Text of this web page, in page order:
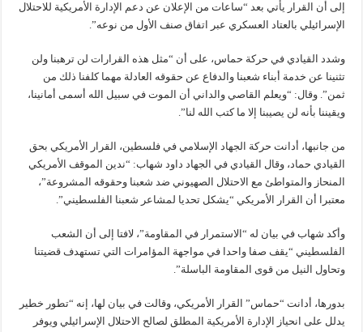
إلى أن القرار يأتي بعد “ساعات من الإعلان عن دعم الإدارة الأمريكية للاحتلال
الإسرائيلي بالعتاد العسكري عبر اتفاق صنف الأول من نوعه”.
وشدد القيادي في حركة حماس، على أن “مثل هذه القرارات لن ترهبنا ولن
تثنينا عن خدمة أبناء شعبنا والدفاع عن حقوقه العادلة مهما كلفنا ذلك من
ثمن”. وقال: “ويعلم القاصي والداني أن الموت في سبيل الله أسمى أمانينا،
ويقيننا بأنه لن يصيبنا إلا ما كتب الله لنا”.
من جانبها، أدانت حركة الجهاد الإسلامي في فلسطين، القرار الأمريكي بحق
القيادي حماد، وقال القيادي في الجهاد داود شهاب: “ندين الموقف الأمريكي
المنحاز والمتواطئ مع الاحتلال الصهيوني ضد شعبنا وحقوقه المشروعة”،
معتبرا أن القرار الأمريكي “يشكل تحديا لمشاعر شعبنا الفلسطيني”.
وأكد شهاب في بيان له “الاستمرار في المقاومة”، لافتا إلى أن الشعب
الفلسطيني “يقف صفا واحدا في مواجهة المؤامرات التي تستهدف قضيتنا
وتحاول النيل من قوى المقاومة الباسلة”.
بدورها، أدانت “حماس” القرار الأمريكي، وقالت في بيان لها، إنه “تطور خطير
يدلل على انحياز الإدارة الأمريكية المطلق لصالح الاحتلال الإسرائيلي ويوفر